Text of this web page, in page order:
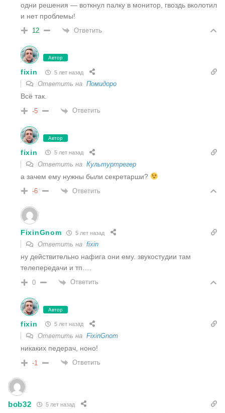
одни решения — воткнул палку в монитор, гвоздь вколотил
и нет проблемы!
12 Ответить
Автор
fixin 5 лет назад
Ответить на Помидоро
Всё так.
-5 Ответить
Автор
fixin 5 лет назад
Ответить на Культуртрегер
а зачем ему нужны были секретарши?
-6 Ответить
FixinGnom 5 лет назад
Ответить на fixin
ну действительно нафига они ему. звукостудии там
телепередачи и тп….
0 Ответить
Автор
fixin 5 лет назад
Ответить на FixinGnom
никаких педерач, ноно!
-1 Ответить
bob32 5 лет назад